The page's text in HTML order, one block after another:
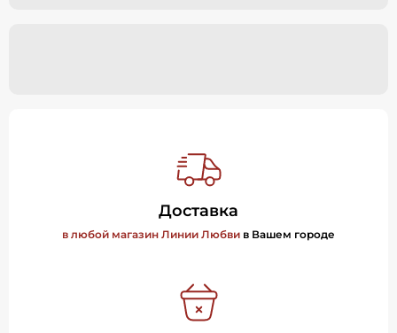
Доставка
в любой магазин Линии Любви в Вашем городе